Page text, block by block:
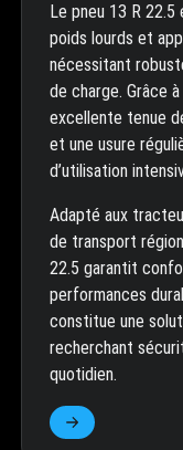
Le pneu 13 R
poids lourds et
nécessitant
de charge. Grâce
excellente tenue
et une usure
d’utilisation
Adapté aux
de transport
22.5 garantit
performances
constitue une
recherchant
quotidien.